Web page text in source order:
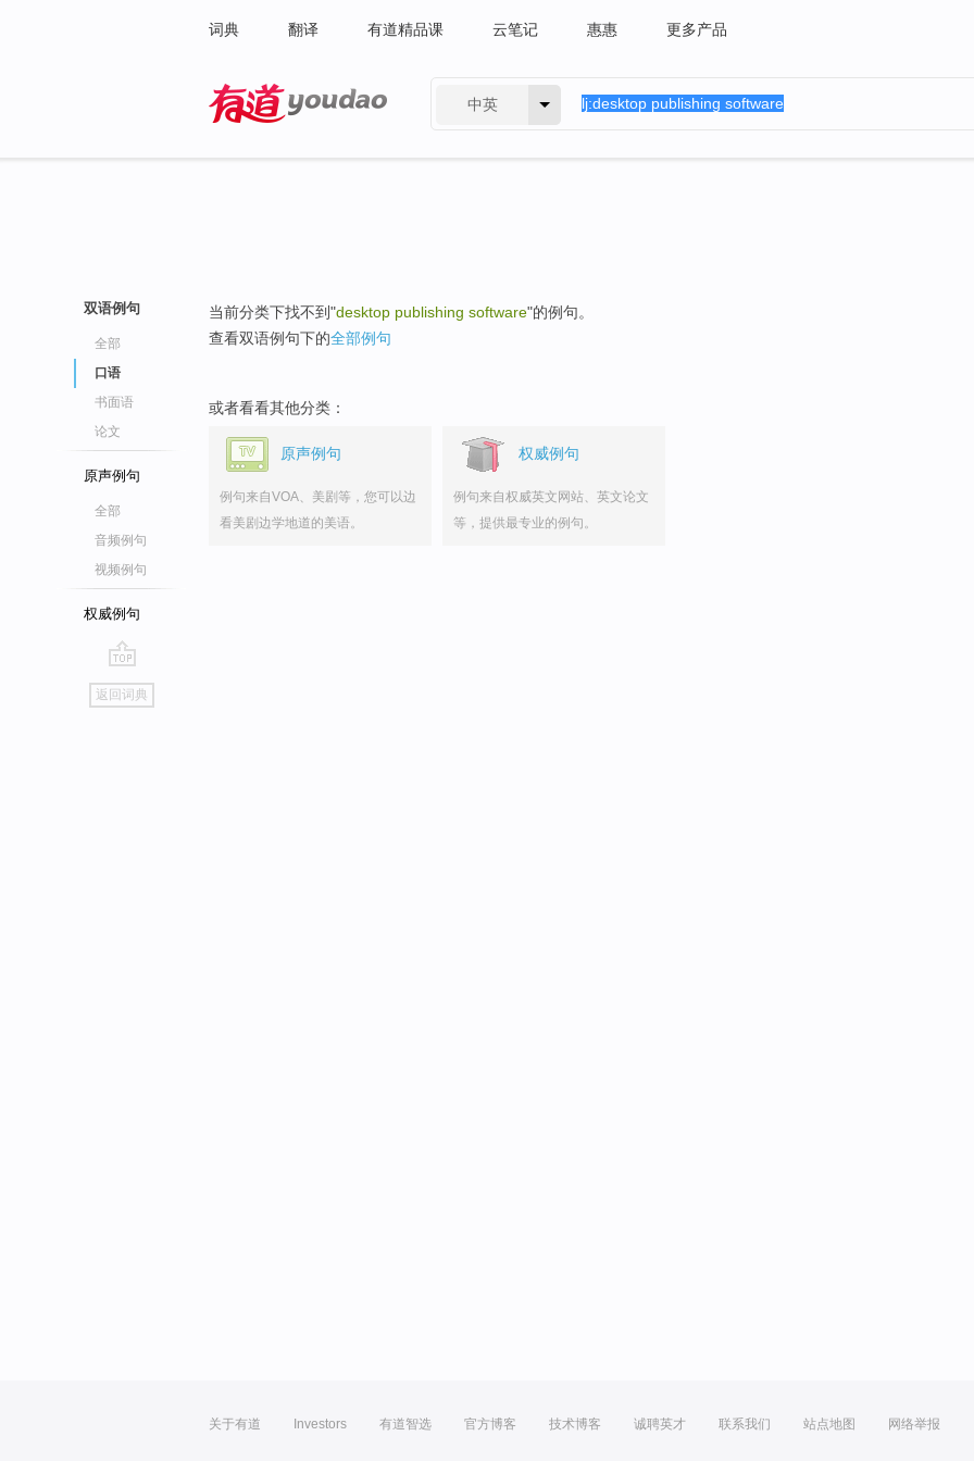
词典 翻译 有道精品课 云笔记 惠惠 更多产品
中英
双语例句
全部
口语
书面语
论文
原声例句
全部
音频例句
视频例句
权威例句
go
top
返回词典
当前分类下找不到"desktop publishing software"的例句。
查看双语例句下的全部例句
或者看看其他分类：
原声例句
例句来自VOA、美剧等，您可以边
看美剧边学地道的美语。
权威例句
例句来自权威英文网站、英文论文
等，提供最专业的例句。
关于有道 Investors 有道智选 官方博客 技术博客 诚聘英才 联系我们 站点地图 网络举报